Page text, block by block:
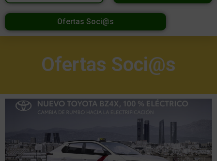
Ofertas Soci@s
Ofertas Soci@s